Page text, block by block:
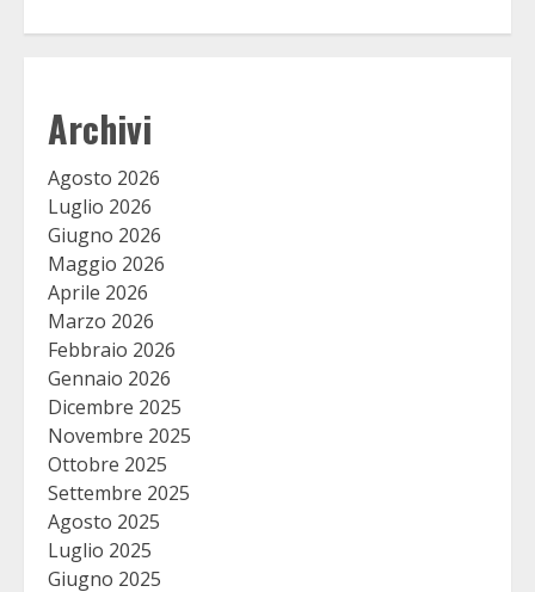
Archivi
Agosto 2026
Luglio 2026
Giugno 2026
Maggio 2026
Aprile 2026
Marzo 2026
Febbraio 2026
Gennaio 2026
Dicembre 2025
Novembre 2025
Ottobre 2025
Settembre 2025
Agosto 2025
Luglio 2025
Giugno 2025